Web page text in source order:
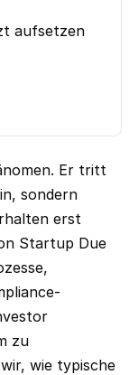
aufsetzen
Er tritt
sondern
erst
Startup Due
zu
wie typische